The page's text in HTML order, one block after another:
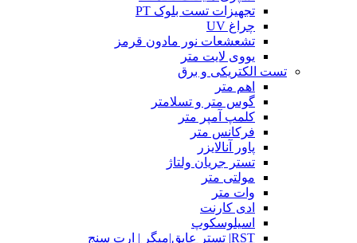
تجهیزات تست بلوک PT
چراغ UV
تشعشعات نور مادون قرمز
یووی لایت متر
تست الکتریکی و برق
اهم متر
گوس متر و تسلامتر
کلمپ آمپر متر
فرکانس متر
پاور آنالایزر
تستر جریان ولتاژ
مولتی متر
وات متر
ادی کارنت
اسیلوسکوپ
RST| تستر عایق|میگر | ارت سنج